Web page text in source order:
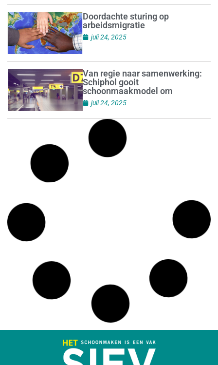
Doordachte sturing op
arbeidsmigratie
juli 24, 2025
Van regie naar samenwerking:
Schiphol gooit
schoonmaakmodel om
juli 24, 2025